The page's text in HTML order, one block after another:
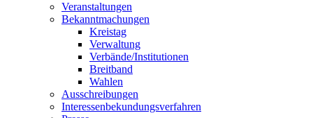
Veranstaltungen
Bekanntmachungen
Kreistag
Verwaltung
Verbände/Institutionen
Breitband
Wahlen
Ausschreibungen
Interessen­bekundungsverfahren